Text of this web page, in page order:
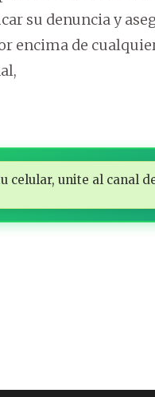
su denuncia y
encima de
celular, unite al canal